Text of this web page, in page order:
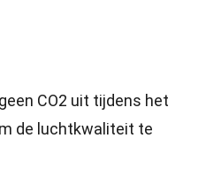
CO2 uit tijdens het
de luchtkwaliteit te